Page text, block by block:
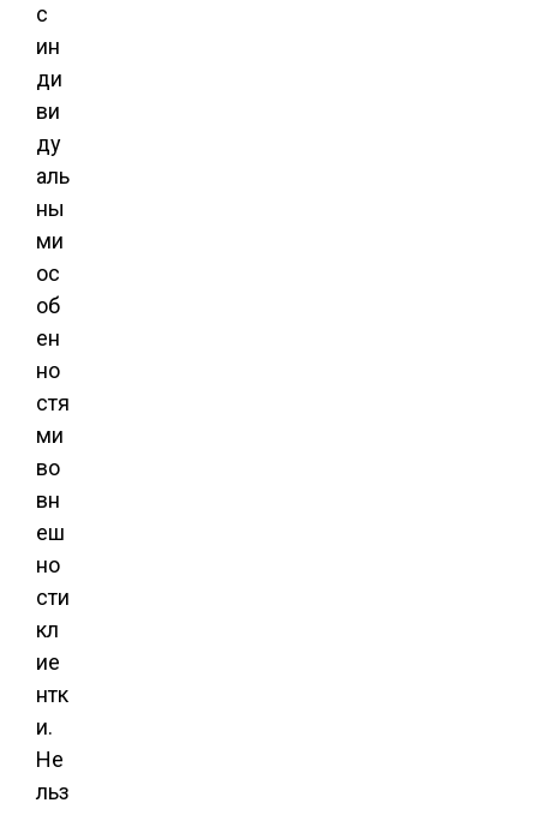
с
ин
ди
ви
ду
аль
ны
ми
ос
об
ен
но
стя
ми
во
вн
еш
но
сти
кл
ие
нтк
и.
Не
льз